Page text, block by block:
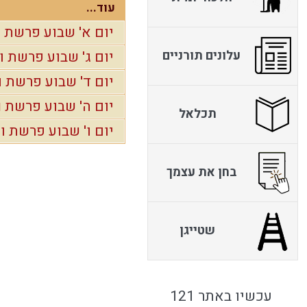
עוד...
יום א' שבוע פרשת
יום ג' שבוע פרשת
יום ד' שבוע פרשת
יום ה' שבוע פרשת
יום ו' שבוע פרשת
עלונים תורניים
תכלאל
בחן את עצמך
שטייגן
עכשיו באתר 121